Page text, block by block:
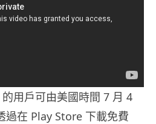
用戶可由美國時間 7 月 4
過在 Play Store 下載免費